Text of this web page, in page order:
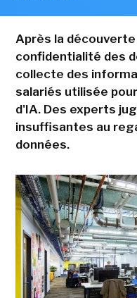
Après la découverte
confidentialité des
collecte des
salariés utilisée
d'IA. Des experts
insuffisantes au
données.